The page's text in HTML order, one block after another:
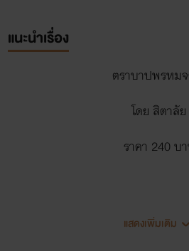
แนะนำเรื่อง
ตราบาปพรหม
โดย สิตาลัย
ราคา 240 บ
เจ้าของฟาร์ม
แสดงเพิ่มเติม